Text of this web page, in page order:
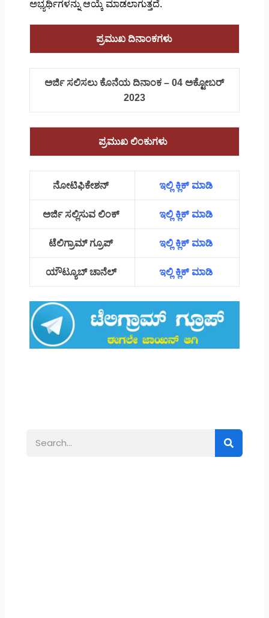
ಅಭ್ಯರ್ಥಿಗಳನ್ನು ಆಯ್ಕೆ ಮಾಡಲಾಗುತ್ತದೆ.
ಪ್ರಮುಖ ದಿನಾಂಕಗಳು
ಅರ್ಜಿ ಸಲಿಸಲು ಕೊನೆಯ ದಿನಾಂಕ – 04 ಅಕ್ಟೋಬರ್
2023
ಪ್ರಮುಖ ಲಿಂಕುಗಳು
ನೋಟಿಫಿಕೇಶನ್ ಇಲ್ಲಿ ಕ್ಲಿಕ್ ಮಾಡಿ
ಅರ್ಜಿ ಸಲ್ಲಿಸುವ ಲಿಂಕ್ ಇಲ್ಲಿ ಕ್ಲಿಕ್ ಮಾಡಿ
ಟೆಲಿಗ್ರಾಮ್ ಗ್ರೂಪ್ ಇಲ್ಲಿ ಕ್ಲಿಕ್ ಮಾಡಿ
ಯೌಟ್ಯೂಬ್ ಚಾನೆಲ್ ಇಲ್ಲಿ ಕ್ಲಿಕ್ ಮಾಡಿ
Search